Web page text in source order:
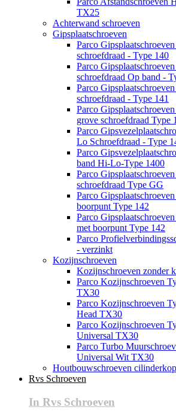
TX25
Achterwand schroeven
Gipsplaatschroeven
Parco
schroefdraad - Type 140
Parco
schroefdraad Op band -
Parco
schroefdraad - Type 141
Parco
grove schroefdraad Type
Parco
Lo Schroefdraad - Type
Parco
band Hi-Lo-Type 1400
Parco
schroefdraad Type GG
Parco
boorpunt Type 142
Parco
met boorpunt Type 142
Parco
- verzinkt
Kozijnschroeven
Kozijnschroeven zonder
Parco Kozijnschroeven
TX30
Parco Kozijnschroeven
Head TX30
Parco Kozijnschroeven
Universal TX30
Parco Turbo
Universal Wit TX30
Houtbouwschroeven cilinderkop
Rvs Schroeven
In Rvs Schroeven